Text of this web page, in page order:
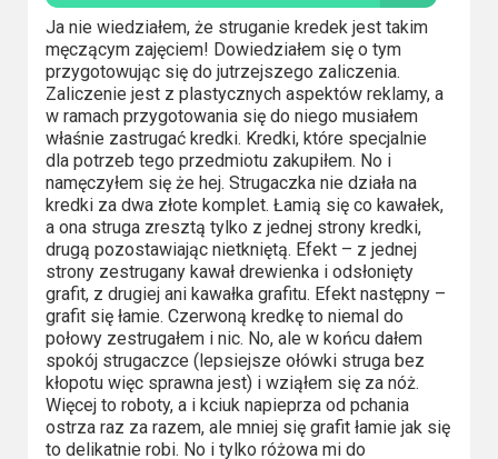
Kino
europejskie
Kino
polskie
Komedie
Korea
Południowa
Filmy
oparte
na
faktach
Ja nie wiedziałem, że struganie kredek jest takim
męczącym zajęciem! Dowiedziałem się o tym
przygotowując się do jutrzejszego zaliczenia.
Zaliczenie jest z plastycznych aspektów reklamy, a
w ramach przygotowania się do niego musiałem
właśnie zastrugać kredki. Kredki, które specjalnie
dla potrzeb tego przedmiotu zakupiłem. No i
namęczyłem się że hej. Strugaczka nie działa na
kredki za dwa złote komplet. Łamią się co kawałek,
a ona struga zresztą tylko z jednej strony kredki,
drugą pozostawiając nietkniętą. Efekt – z jednej
strony zestrugany kawał drewienka i odsłonięty
grafit, z drugiej ani kawałka grafitu. Efekt następny –
grafit się łamie. Czerwoną kredkę to niemal do
połowy zestrugałem i nic. No, ale w końcu dałem
spokój strugaczce (lepsiejsze ołówki struga bez
kłopotu więc sprawna jest) i wziąłem się za nóż.
Więcej to roboty, a i kciuk napieprza od pchania
ostrza raz za razem, ale mniej się grafit łamie jak się
to delikatnie robi. No i tylko różowa mi do